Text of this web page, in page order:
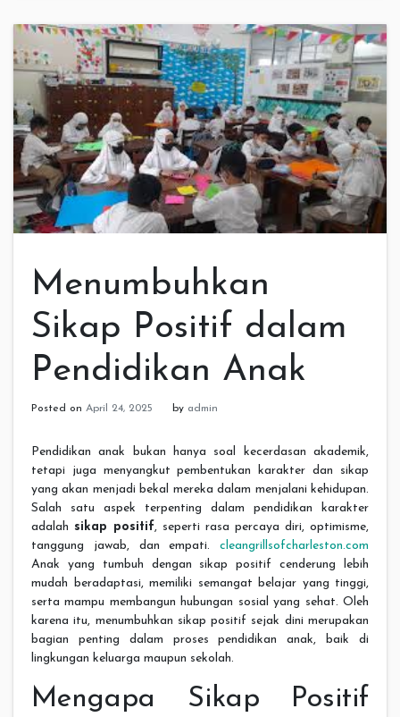
Menumbuhkan
Sikap Positif dalam
Pendidikan Anak
Posted on April 24, 2025 by admin
Pendidikan anak bukan hanya soal kecerdasan akademik,
tetapi juga menyangkut pembentukan karakter dan sikap
yang akan menjadi bekal mereka dalam menjalani kehidupan.
Salah satu aspek terpenting dalam pendidikan karakter
adalah sikap positif, seperti rasa percaya diri, optimisme,
tanggung jawab, dan empati. cleangrillsofcharleston.com
Anak yang tumbuh dengan sikap positif cenderung lebih
mudah beradaptasi, memiliki semangat belajar yang tinggi,
serta mampu membangun hubungan sosial yang sehat. Oleh
karena itu, menumbuhkan sikap positif sejak dini merupakan
bagian penting dalam proses pendidikan anak, baik di
lingkungan keluarga maupun sekolah.
Mengapa Sikap Positif